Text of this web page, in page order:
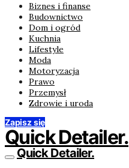
Biznes i finanse
Budownictwo
Dom i ogród
Kuchnia
Lifestyle
Moda
Motoryzacja
Prawo
Przemysł
Zdrowie i uroda
Zapisz się
Quick Detailer.
Quick Detailer.